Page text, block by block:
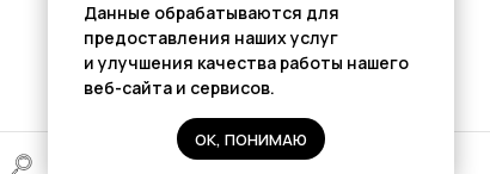
Kulibin
Данные обрабатываются для
предоставления наших услуг
и улучшения качества работы нашего
веб-сайта и сервисов.
ОК, ПОНИМАЮ